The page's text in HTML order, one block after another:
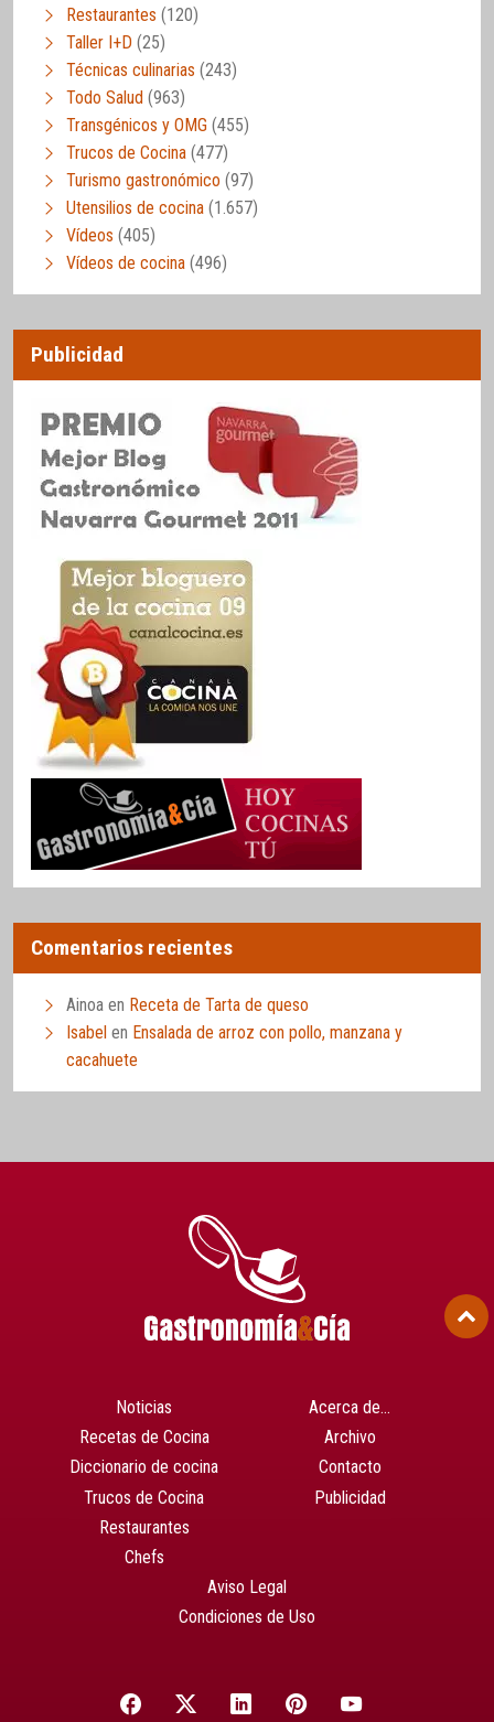
Restaurantes (120)
Taller I+D (25)
Técnicas culinarias (243)
Todo Salud (963)
Transgénicos y OMG (455)
Trucos de Cocina (477)
Turismo gastronómico (97)
Utensilios de cocina (1.657)
Vídeos (405)
Vídeos de cocina (496)
Publicidad
Comentarios recientes
Ainoa en Receta de Tarta de queso
Isabel en Ensalada de arroz con pollo, manzana y
cacahuete
Noticias
Recetas de Cocina
Diccionario de cocina
Trucos de Cocina
Restaurantes
Chefs
Acerca de…
Archivo
Contacto
Publicidad
Aviso Legal
Condiciones de Uso